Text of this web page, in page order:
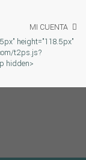
MI CUENTA